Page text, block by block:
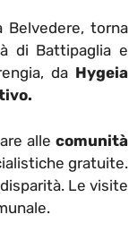
Belvedere, torna
di Battipaglia e
da Hygeia
alle comunità
gratuite.
Le visite